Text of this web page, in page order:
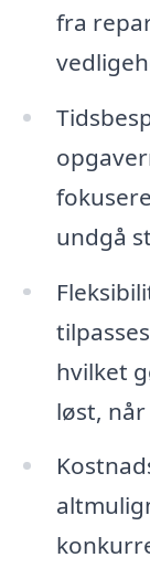
fra
undgå
hvilket
løst,